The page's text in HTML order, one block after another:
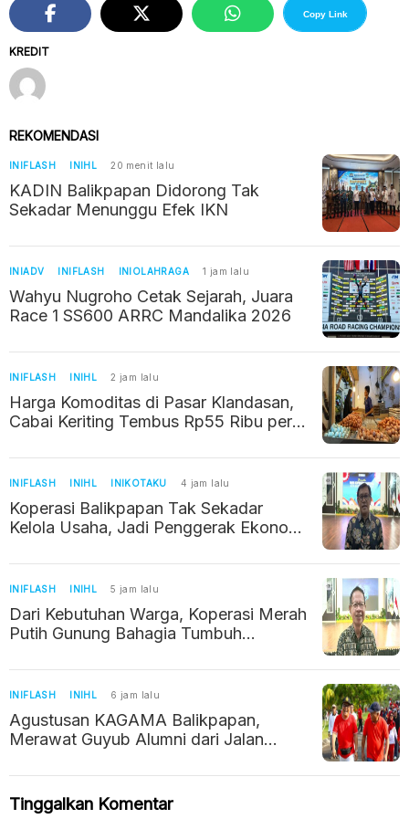
KREDIT
Copy Link
REKOMENDASI
INIFLASH INIHL 20 menit lalu
KADIN Balikpapan Didorong Tak
Sekadar Menunggu Efek IKN
INIADV INIFLASH INIOLAHRAGA 1 jam lalu
Wahyu Nugroho Cetak Sejarah, Juara
Race 1 SS600 ARRC Mandalika 2026
INIFLASH INIHL 2 jam lalu
Harga Komoditas di Pasar Klandasan,
Cabai Keriting Tembus Rp55 Ribu per
INIFLASH INIHL INIKOTAKU 4 jam lalu
Koperasi Balikpapan Tak Sekadar
Kelola Usaha, Jadi Penggerak Ekonomi
INIFLASH INIHL 5 jam lalu
Dari Kebutuhan Warga, Koperasi Merah
Putih Gunung Bahagia Tumbuh
INIFLASH INIHL 6 jam lalu
Agustusan KAGAMA Balikpapan,
Merawat Guyub Alumni dari Jalan
Tinggalkan Komentar